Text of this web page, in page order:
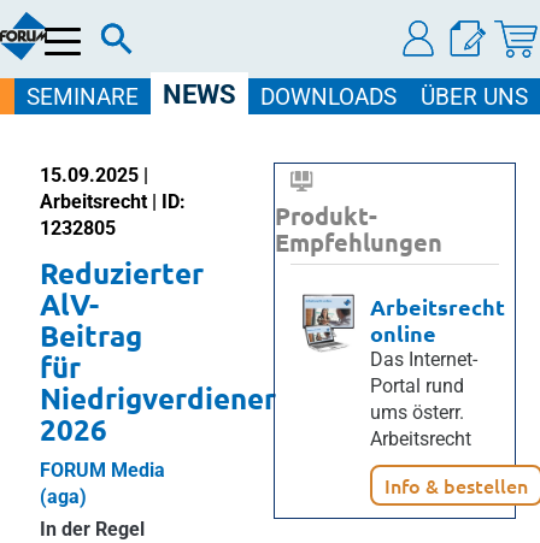
Menü
SEMINARE NEWS DOWNLOADS ÜBER UNS
15.09.2025 |
Arbeitsrecht | ID:
1232805
Reduzierter
AlV-
Beitrag
für
Niedrigverdiener
2026
FORUM Media
(aga)
In der Regel
Produkt-
Empfehlungen
Arbeitsrecht
online
Das Internet-
Portal rund
ums österr.
Arbeitsrecht
Info & bestellen